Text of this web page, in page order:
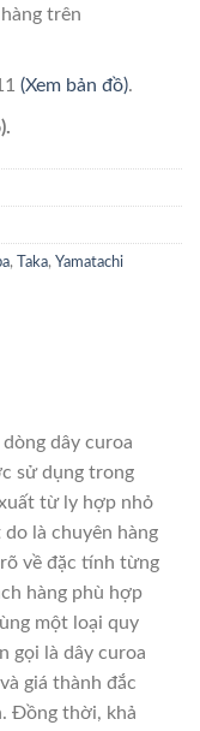
trên
(Xem bản đồ).
, Taka, Yamatachi
dây curoa
sử dụng trong
từ ly hợp nhỏ
là chuyên hàng
về đặc tính từng
hàng phù hợp
một loại quy
gọi là dây curoa
giá thành đắc
Đồng thời, khả